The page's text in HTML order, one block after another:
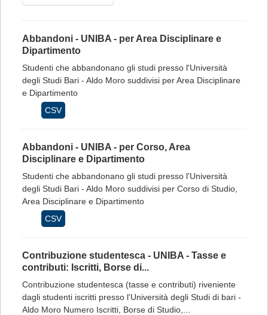
Abbandoni - UNIBA - per Area Disciplinare e
Dipartimento
Studenti che abbandonano gli studi presso l'Università
degli Studi Bari - Aldo Moro suddivisi per Area Disciplinare
e Dipartimento
CSV
Abbandoni - UNIBA - per Corso, Area
Disciplinare e Dipartimento
Studenti che abbandonano gli studi presso l'Università
degli Studi Bari - Aldo Moro suddivisi per Corso di Studio,
Area Disciplinare e Dipartimento
CSV
Contribuzione studentesca - UNIBA - Tasse e
contributi: Iscritti, Borse di...
Contribuzione studentesca (tasse e contributi) riveniente
dagli studenti iscritti presso l'Università degli Studi di bari -
Aldo Moro Numero Iscritti, Borse di Studio,...